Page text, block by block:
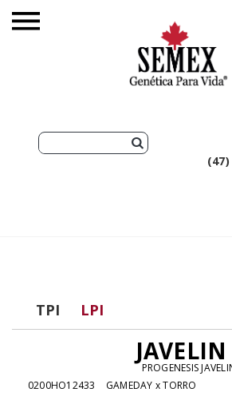
TPI LPI
JAVELIN
PROGENESIS
0200HO12433
GAMEDAY x TORRO